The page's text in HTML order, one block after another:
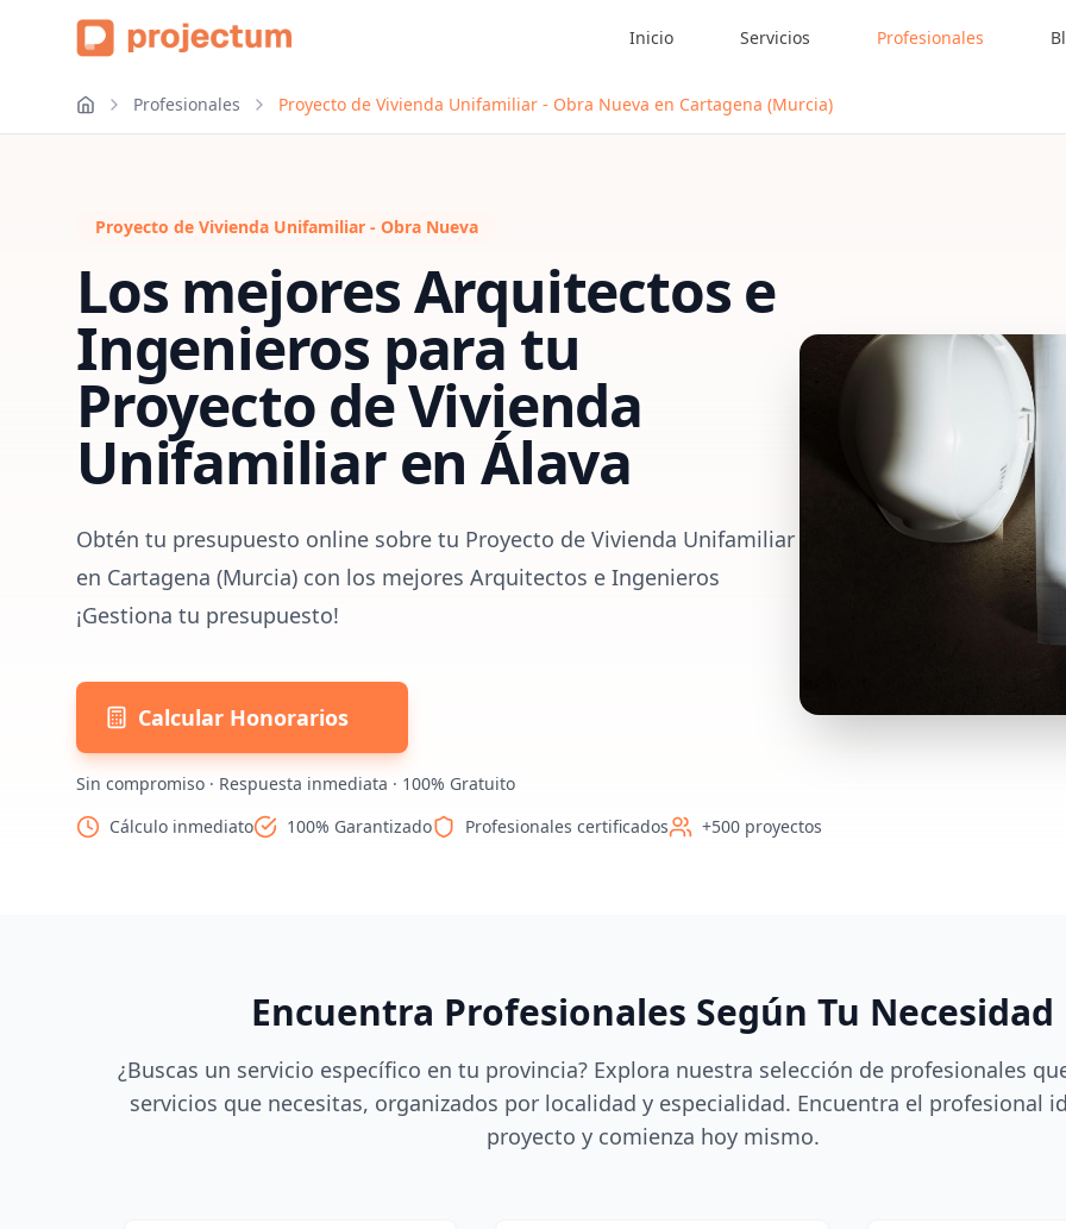
Inicio Servicios Profesionales
Profesionales Proyecto de Vivienda Unifamiliar - Obra Nueva en Cartagena (Murcia)
Proyecto de Vivienda Unifamiliar - Obra Nueva
Los mejores Arquitectos e
Ingenieros para tu
Proyecto de Vivienda
UnifamiliarenÁlava
Obtén tu presupuesto online sobre tu Proyecto de Vivienda Unifamiliar
en Cartagena (Murcia) con los mejores Arquitectos e Ingenieros
¡Gestiona tu presupuesto!
Calcular Honorarios
Sin compromiso · Respuesta inmediata · 100% Gratuito
Cálculo inmediato
100% Garantizado Profesionales certificados +500 proyectos
Encuentra Profesionales Según Tu Necesidad
¿Buscas un servicio específico en tu provincia? Explora nuestra selección de profesionales
servicios que necesitas, organizados por localidad y especialidad. Encuentra el profesional
proyecto y comienza hoy mismo.